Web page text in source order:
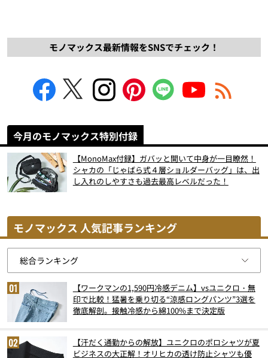
モノマックス最新情報をSNSでチェック！
今月のモノマックス特別付録
【MonoMax付録】ガバッと開いて中身が一目瞭然！
シャカの「じゃばら式４層ショルダーバッグ」は、出
し入れのしやすさも過去最高レベルだった！
モノマックス 人気記事ランキング
【ワークマンの1,590円冷感デニム】vsユニクロ・無
印で比較！猛暑を乗り切る“涼感ロングパンツ”3選を
徹底解剖。接触冷感から綿100%まで決定版
【汗だく通勤からの解放】ユニクロのポロシャツが夏
ビジネスの大正解！オリヒカの透け防止シャツも優